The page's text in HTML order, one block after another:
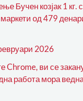
Бучен козјак 1 кг.
од 479
2026
Chrome, ви се
работа мора